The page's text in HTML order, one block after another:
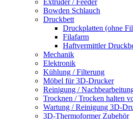
Extruder / Feeder
Bowden Schlauch
Druckbett
Druckplatten (ohne
Filafarm
Haftvermittler
Mechanik
Elektronik
Kühlung / Filterung
Möbel für 3D-Drucker
Reinigung /
Trocknen / Trocken halten
Wartung / Reinigung 3D-
3D-Thermoformer Zubehör